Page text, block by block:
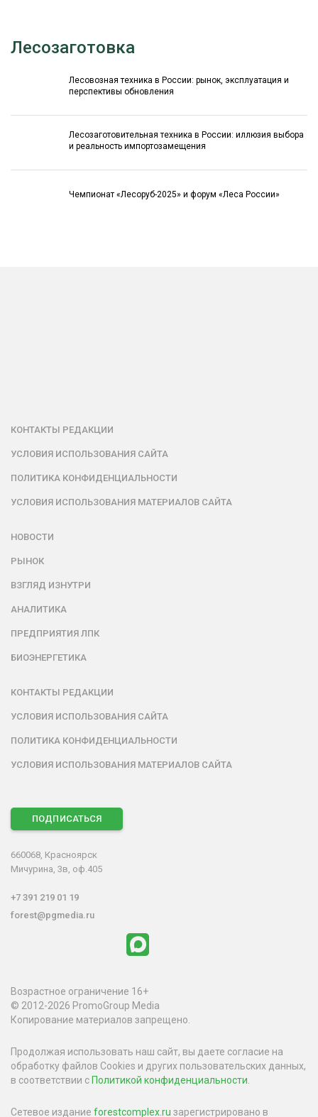
Лесозаготовка
Лесовозная техника в России: рынок, эксплуатация и
перспективы обновления
Лесозаготовительная техника в России: иллюзия выбора
и реальность импортозамещения
Чемпионат «Лесоруб-2025» и форум «Леса России»
КОНТАКТЫ РЕДАКЦИИ
УСЛОВИЯ ИСПОЛЬЗОВАНИЯ САЙТА
ПОЛИТИКА КОНФИДЕНЦИАЛЬНОСТИ
УСЛОВИЯ ИСПОЛЬЗОВАНИЯ МАТЕРИАЛОВ САЙТА
НОВОСТИ
РЫНОК
ВЗГЛЯД ИЗНУТРИ
АНАЛИТИКА
ПРЕДПРИЯТИЯ ЛПК
БИОЭНЕРГЕТИКА
КОНТАКТЫ РЕДАКЦИИ
УСЛОВИЯ ИСПОЛЬЗОВАНИЯ САЙТА
ПОЛИТИКА КОНФИДЕНЦИАЛЬНОСТИ
УСЛОВИЯ ИСПОЛЬЗОВАНИЯ МАТЕРИАЛОВ САЙТА
ПОДПИСАТЬСЯ
660068, Красноярск
Мичурина, 3в, оф.405
+7 391 219 01 19
forest@pgmedia.ru
Возрастное ограничение 16+
© 2012-2026 PromoGroup Media
Копирование материалов запрещено.
Продолжая использовать наш сайт, вы даете согласие на
обработку файлов Cookies и других пользовательских данных,
в соответствии сПолитикой конфиденциальности
Сетевое издание forestcomplex.ru зарегистрировано в